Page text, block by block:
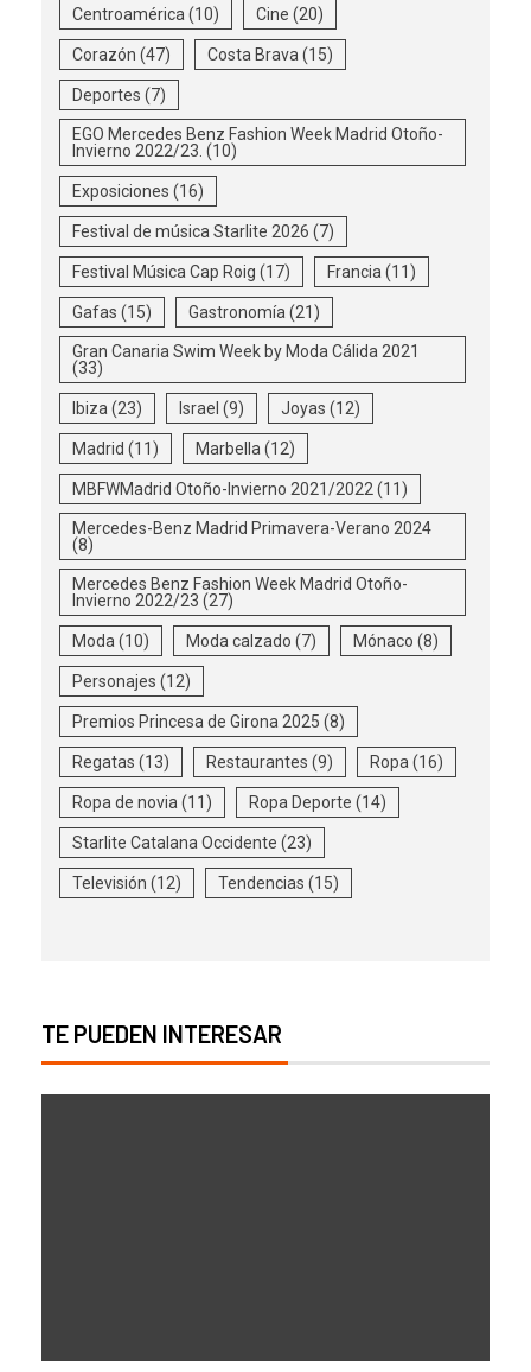
Centroamérica (10) Cine (20)
Corazón (47) Costa Brava (15)
Deportes (7)
EGO Mercedes Benz Fashion Week Madrid Otoño-
Invierno 2022/23. (10)
Exposiciones (16)
Festival de música Starlite 2026 (7)
Festival Música Cap Roig (17) Francia (11)
Gafas (15) Gastronomía (21)
Gran Canaria Swim Week by Moda Cálida 2021
(33)
Ibiza (23) Israel (9) Joyas (12)
Madrid (11) Marbella (12)
MBFWMadrid Otoño-Invierno 2021/2022 (11)
Mercedes-Benz Madrid Primavera-Verano 2024
(8)
Mercedes Benz Fashion Week Madrid Otoño-
Invierno 2022/23 (27)
Moda (10) Moda calzado (7) Mónaco (8)
Personajes (12)
Premios Princesa de Girona 2025 (8)
Regatas (13) Restaurantes (9) Ropa (16)
Ropa de novia (11) Ropa Deporte (14)
Starlite Catalana Occidente (23)
Televisión (12) Tendencias (15)
TE PUEDEN INTERESAR